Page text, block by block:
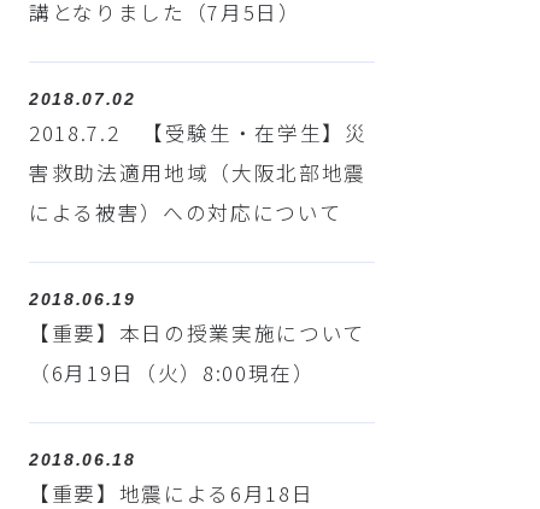
講となりました（7月5日）
2018.07.02
2018.7.2 【受験生・在学生】災
害救助法適用地域（大阪北部地震
による被害）への対応について
2018.06.19
【重要】本日の授業実施について
（6月19日（火）8:00現在）
2018.06.18
【重要】地震による6月18日